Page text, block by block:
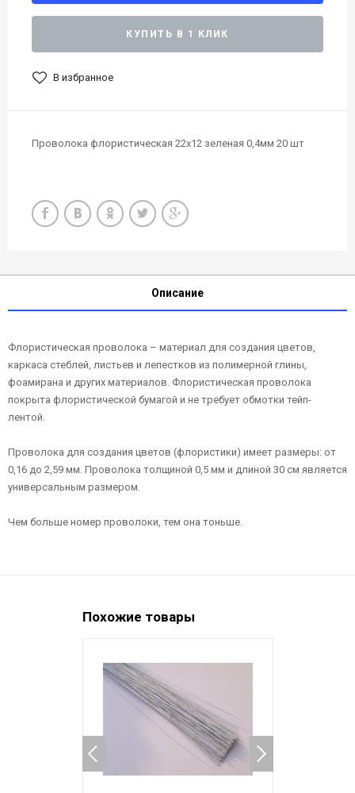
КУПИТЬ В 1 КЛИК
В избранное
Проволока флористическая 22х12 зеленая 0,4мм 20 шт
Описание
Флористическая проволока – материал для создания цветов,
каркаса стеблей, листьев и лепестков из полимерной глины,
фоамирана и других материалов. Флористическая проволока
покрыта флористической бумагой и не требует обмотки тейп-
лентой.
Проволока для создания цветов (флористики) имеет размеры: от
0,16 до 2,59 мм. Проволока толщиной 0,5 мм и длиной 30 см является
универсальным размером.
Чем больше номер проволоки, тем она тоньше.
Похожие товары